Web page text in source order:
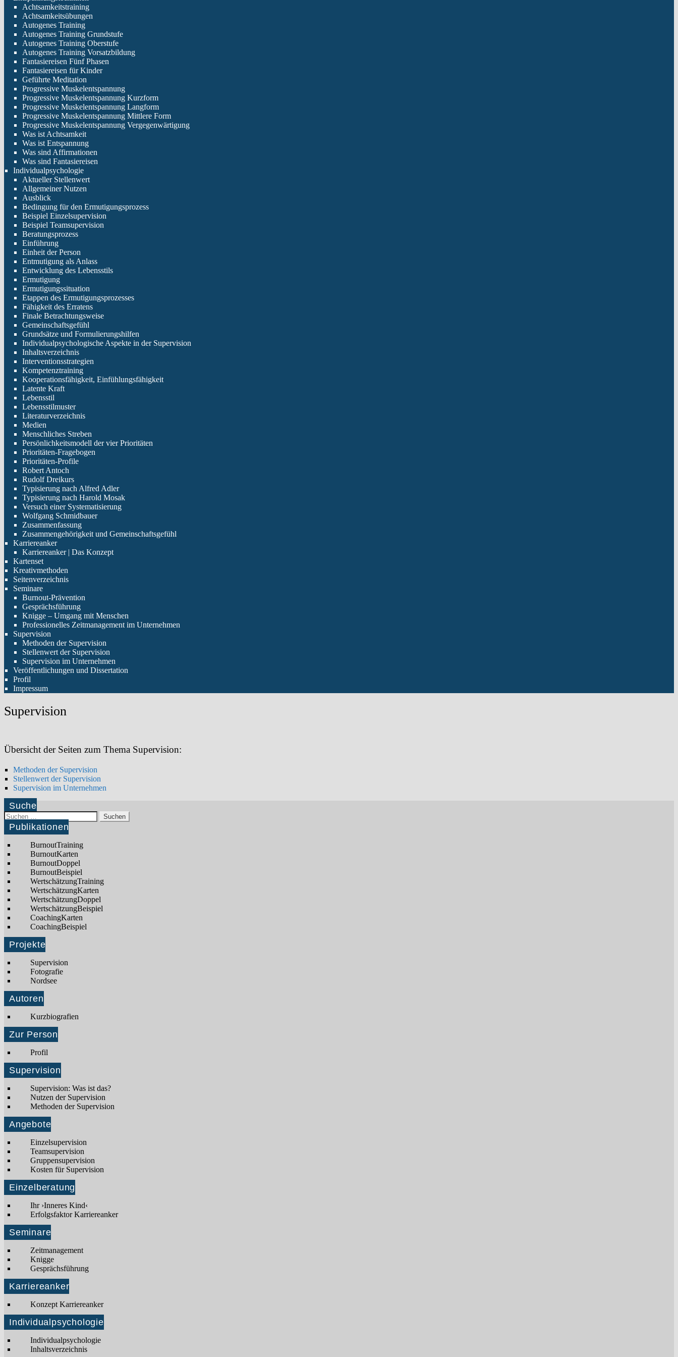
Achtsamkeitstraining
Achtsamkeitsübungen
Autogenes Training
Autogenes Training Grundstufe
Autogenes Training Oberstufe
Autogenes Training Vorsatzbildung
Fantasiereisen Fünf Phasen
Fantasiereisen für Kinder
Geführte Meditation
Progressive Muskelentspannung
Progressive Muskelentspannung Kurzform
Progressive Muskelentspannung Langform
Progressive Muskelentspannung Mittlere Form
Progressive Muskelentspannung Vergegenwärtigung
Was ist Achtsamkeit
Was ist Entspannung
Was sind Affirmationen
Was sind Fantasiereisen
Individualpsychologie
Aktueller Stellenwert
Allgemeiner Nutzen
Ausblick
Bedingung für den Ermutigungsprozess
Beispiel Einzelsupervision
Beispiel Teamsupervision
Beratungsprozess
Einführung
Einheit der Person
Entmutigung als Anlass
Entwicklung des Lebensstils
Ermutigung
Ermutigungssituation
Etappen des Ermutigungsprozesses
Fähigkeit des Erratens
Finale Betrachtungsweise
Gemeinschaftsgefühl
Grundsätze und Formulierungshilfen
Individualpsychologische Aspekte in der Supervision
Inhaltsverzeichnis
Interventionsstrategien
Kompetenztraining
Kooperationsfähigkeit, Einfühlungsfähigkeit
Latente Kraft
Lebensstil
Lebensstilmuster
Literaturverzeichnis
Medien
Menschliches Streben
Persönlichkeitsmodell der vier Prioritäten
Prioritäten-Fragebogen
Prioritäten-Profile
Robert Antoch
Rudolf Dreikurs
Typisierung nach Alfred Adler
Typisierung nach Harold Mosak
Versuch einer Systematisierung
Wolfgang Schmidbauer
Zusammenfassung
Zusammengehörigkeit und Gemeinschaftsgefühl
Karriereanker
Karriereanker | Das Konzept
Kartenset
Kreativmethoden
Seitenverzeichnis
Seminare
Burnout-Prävention
Gesprächsführung
Knigge – Umgang mit Menschen
Professionelles Zeitmanagement im Unternehmen
Supervision
Methoden der Supervision
Stellenwert der Supervision
Supervision im Unternehmen
Veröffentlichungen und Dissertation
Profil
Impressum
Supervision
Übersicht der Seiten zum Thema Supervision:
Methoden der Supervision
Stellenwert der Supervision
Supervision im Unternehmen
Suche
Suchen
nach:
Publikationen
BurnoutTraining
BurnoutKarten
BurnoutDoppel
BurnoutBeispiel
WertschätzungTraining
WertschätzungKarten
WertschätzungDoppel
WertschätzungBeispiel
CoachingKarten
CoachingBeispiel
Projekte
Supervision
Fotografie
Nordsee
Autoren
Kurzbiografien
Zur Person
Profil
Supervision
Supervision: Was ist das?
Nutzen der Supervision
Methoden der Supervision
Angebote
Einzelsupervision
Teamsupervision
Gruppensupervision
Kosten für Supervision
Einzelberatung
Ihr ›Inneres Kind‹
Erfolgsfaktor Karriereanker
Seminare
Zeitmanagement
Knigge
Gesprächsführung
Karriereanker
Konzept Karriereanker
Individualpsychologie
Individualpsychologie
Inhaltsverzeichnis